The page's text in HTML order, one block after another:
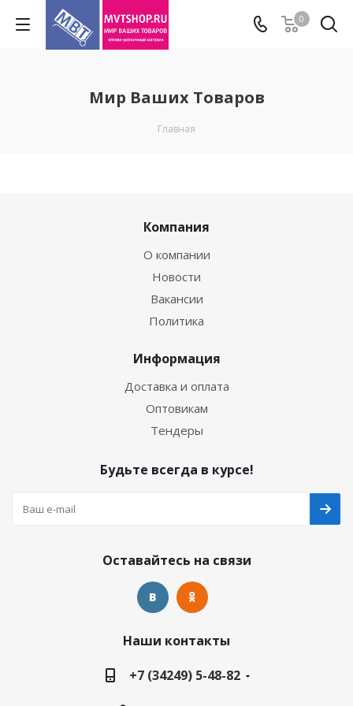
0
Мир Ваших Товаров
Главная
Компания
О компании
Новости
Вакансии
Политика
Информация
Доставка и оплата
Оптовикам
Тендеры
Будьте всегда в курсе!
Оставайтесь на связи
Наши контакты
+7 (34249) 5-48-82